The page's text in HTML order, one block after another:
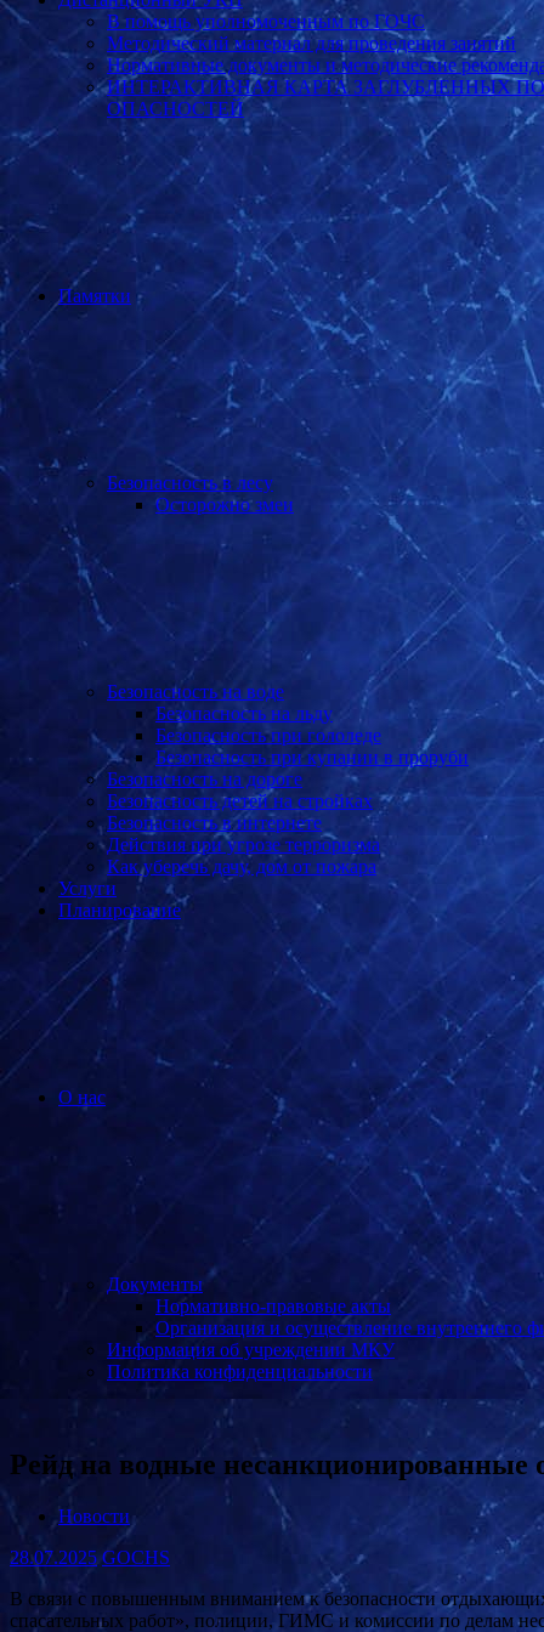
В помощь уполномоченным по ГОЧС
Методический материал для проведения занятий
Нормативные документы и методические
ИНТЕРАКТИВНАЯ КАРТА ЗАГЛУБЛЕННЫХ
ОПАСНОСТЕЙ
Памятки
Безопасность в лесу
Осторожно змеи
Безопасность на воде
Безопасность на льду
Безопасность при гололеде
Безопасность при купании в проруби
Безопасность на дороге
Безопасность детей на стройках
Безопасность в интернете
Действия при угрозе терроризма
Как уберечь дачу, дом от пожара
Услуги
Планирование
О нас
Документы
Нормативно-правовые акты
Организация и осуществление внутреннего
Информация об учреждении МКУ
Политика конфиденциальности
Рейд на водные несанкционированные
Новости
28.07.2025 GOCHS
В связи с повышенным вниманием к безопасности
спасательных работ», полиции, ГИМС и комиссии по делам